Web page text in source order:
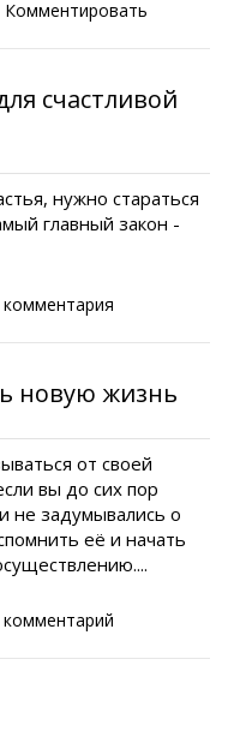
Комментировать
счастливой
нужно стараться
главный закон -
комментария
новую жизнь
от своей
вы до сих пор
не задумывались о
её и начать
комментарий